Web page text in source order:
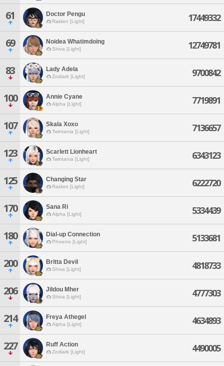
61 Doctor Pengu
Raiden [Light] 17449332
69 Noidea Whatimdoing
Shiva [Light] 12749781
83 Lady Adela
Zodiark [Light] 9700842
100 Annie Cyane
Alpha [Light] 7719891
107 Skala Xoxo
Twintania [Light] 7136657
123 Scarlett Lionheart
Twintania [Light] 6343123
125 Changing Star
Raiden [Light] 6222720
170 Sana Ri
Alpha [Light] 5334439
180 Dial-up Connection
Phoenix [Light] 5133681
200 Britta Devil
Shiva [Light] 4818733
206 Jildou Mher
Shiva [Light] 4777303
214 Freya Athegel
Alpha [Light] 4634893
227 Ruff Action
Zodiark [Light] 4490005